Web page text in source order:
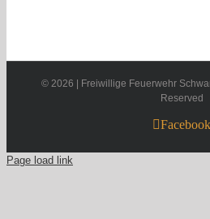
© 2026 | Freiwillige Feuerwehr
Reserved
Facebook
Page load link